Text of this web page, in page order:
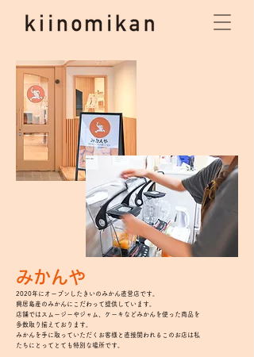
​みかんや
2020年にオープンしたきいのみかん直営店です。
興居島産のみかんにこだわって提供しています。
店舗ではスムージーやジャム、ケーキなどみかんを使った商品を
多数取り揃えております。
みかんを手に取っていただくお客様と直接関われるこのお店は私
たちにとってとても特別な場所です。